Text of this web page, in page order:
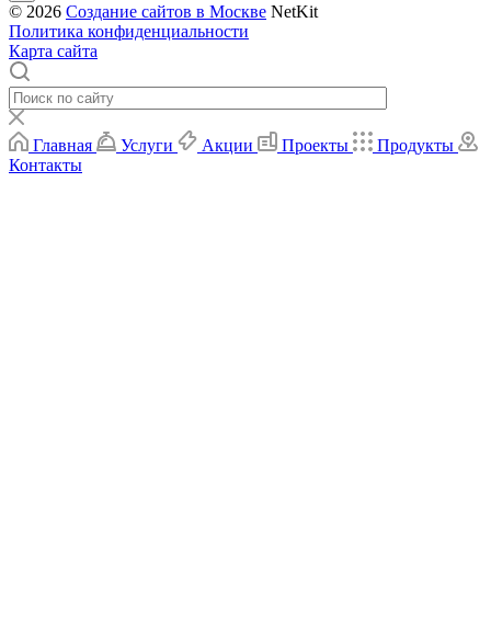
© 2026 Создание сайтов в Москве NetKit
Политика конфиденциальности
Карта сайта
Главная Услуги Акции Проекты
Продукты
Контакты